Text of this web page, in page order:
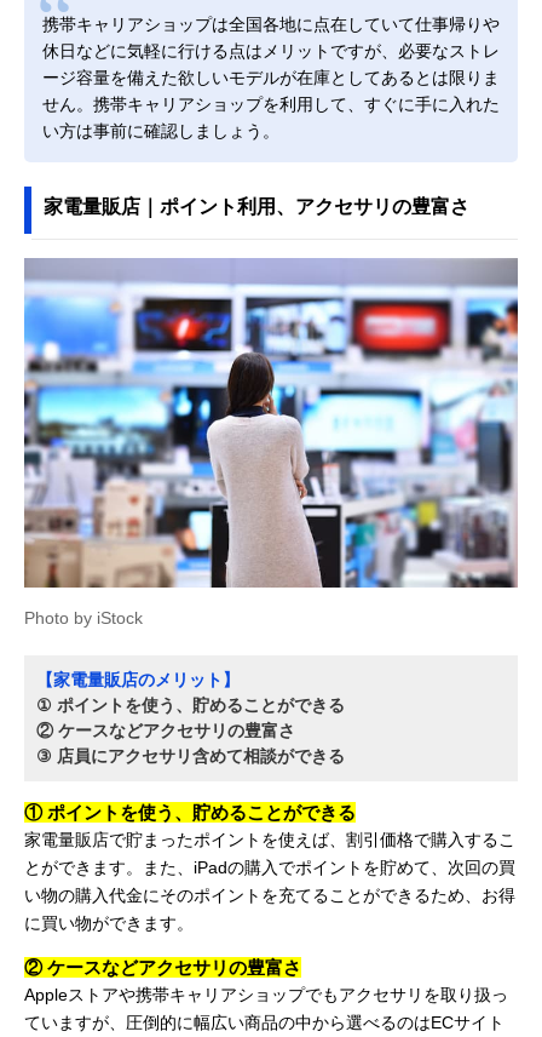
携帯キャリアショップは全国各地に点在していて仕事帰りや
休日などに気軽に行ける点はメリットですが、必要なストレ
ージ容量を備えた欲しいモデルが在庫としてあるとは限りま
せん。携帯キャリアショップを利用して、すぐに手に入れた
い方は事前に確認しましょう。
家電量販店｜ポイント利用、アクセサリの豊富さ
Photo by iStock
【家電量販店のメリット】
① ポイントを使う、貯めることができる
② ケースなどアクセサリの豊富さ
③ 店員にアクセサリ含めて相談ができる
① ポイントを使う、貯めることができる
家電量販店で貯まったポイントを使えば、割引価格で購入するこ
とができます。また、iPadの購入でポイントを貯めて、次回の買
い物の購入代金にそのポイントを充てることができるため、お得
に買い物ができます。
② ケースなどアクセサリの豊富さ
Appleストアや携帯キャリアショップでもアクセサリを取り扱っ
ていますが、圧倒的に幅広い商品の中から選べるのはECサイト